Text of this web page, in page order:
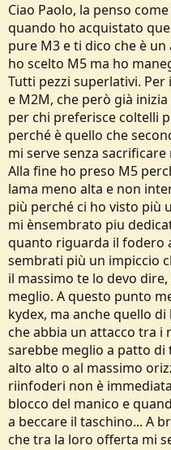
Ciao Paolo, la penso
quando ho acquistato
pure M3 e ti dico che è
ho scelto M5 ma ho
Tutti pezzi superlativi.
e M2M, che però già
per chi preferisce coltelli
perché è quello che
mi serve senza
Alla fine ho preso M5
lama meno alta e non
più perché ci ho visto più
mi ènsembrato piu
quanto riguarda il fodero
sembrati più un impiccio
il massimo te lo devo
meglio. A questo punto
kydex, ma anche quello
che abbia un attacco tra i
sarebbe meglio a patto
alto alto o al massimo
riinfoderi non è
blocco del manico e
a beccare il taschino... A
che tra la loro offerta mi